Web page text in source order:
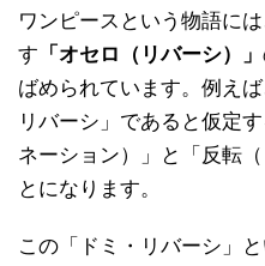
ワンピースという物語に
す 「オセロ（リバーシ）」
ばめられています。例え
リバーシ」であると仮定
ネーション）」と「反転
とになります。
この「ドミ・リバーシ」